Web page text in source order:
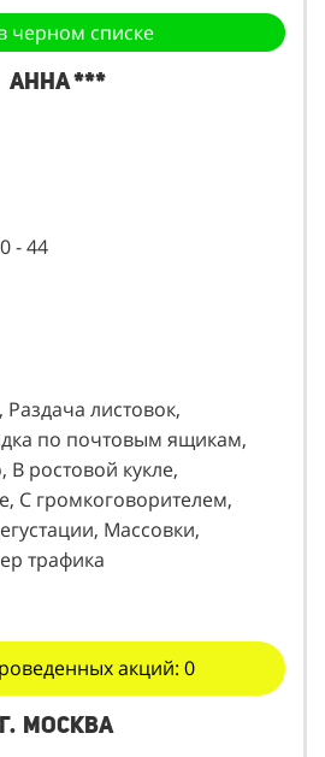
черном списке
Анна ***
- 44
листовок,
по почтовым ящикам,
В ростовой кукле,
С громкоговорителем,
Массовки,
трафика
акций: 0
г. Москва